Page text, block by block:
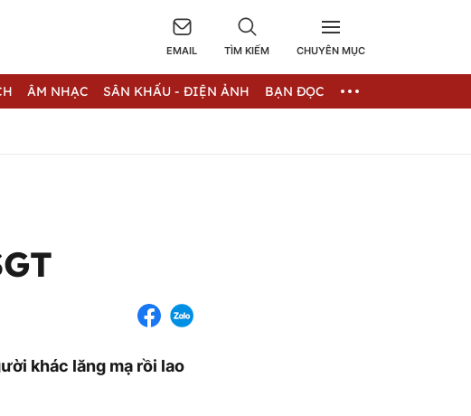
EMAIL TÌM KIẾM CHUYÊN MỤC
ÂM NHẠC SÂN KHẤU - ĐIỆN ẢNH BẠN ĐỌC
khác lăng mạ rồi lao